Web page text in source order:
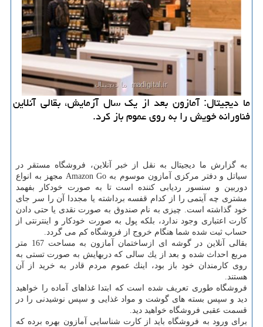
ما دیجیتال: آمازون بعد از یك سال آزمایش، بقالی آنلاین
فناورانه خویش را به روی عموم باز كرد.
به گزارش ما دیجیتال به نقل از خبر آنلاین، فروشگاه مستقر در
سیاتل و دفتر مركزی آمازون موسوم به Amazon Go مجهز به انواع
دوربین و سنسور ردیابی كننده است تا به صورت خودكار بفهمد
مشتری چه آیتمی را از كدام قفسه برداشته یا مجددا آن را سر جای
خود گذاشته است. چیزی به نام صندوق به صورت نقدی یا حتی دادن
كارت اعتباری وجود ندارد، بلكه پول به صورت خودكار و اینترنتی از
حساب ثبت شده شما هنگام خروج از فروشگاه كم می گردد.
بقالی آنلاین در گوشه ای ازساختمان آمازون به مساحت 167 متر
مربع احداث شده و بعد از یك سالی كه دربهایش به صورت تستی به
روی كارمندان خود باز بود، اینك عموم مردم قادر به خرید از آن
هستند.
فروشگاه طوری تعریف شده است كه ابتدا غذاهای آماده را خواهید
دید و سپس بسته های گوشت و مواد غذایی و سپس نوشیدنی را در
قسمت عقبی فروشگاه خواهید دید.
برای ورود به فروشگاه باید از كارت شناسایی آمازون بهره برده كه